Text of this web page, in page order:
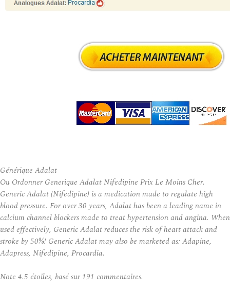
Générique Adalat
Ou Ordonner Generique Adalat Nifedipine Prix Le Moins Cher.
Generic Adalat (Nifedipine) is a medication made to regulate high
blood pressure. For over 30 years, Adalat has been a leading name in
calcium channel blockers made to treat hypertension and angina. When
used effectively, Generic Adalat reduces the risk of heart attack and
stroke by 50%! Generic Adalat may also be marketed as: Adapine,
Adapress, Nifedipine, Procardia.
Note 4.5 étoiles, basé sur 191 commentaires.